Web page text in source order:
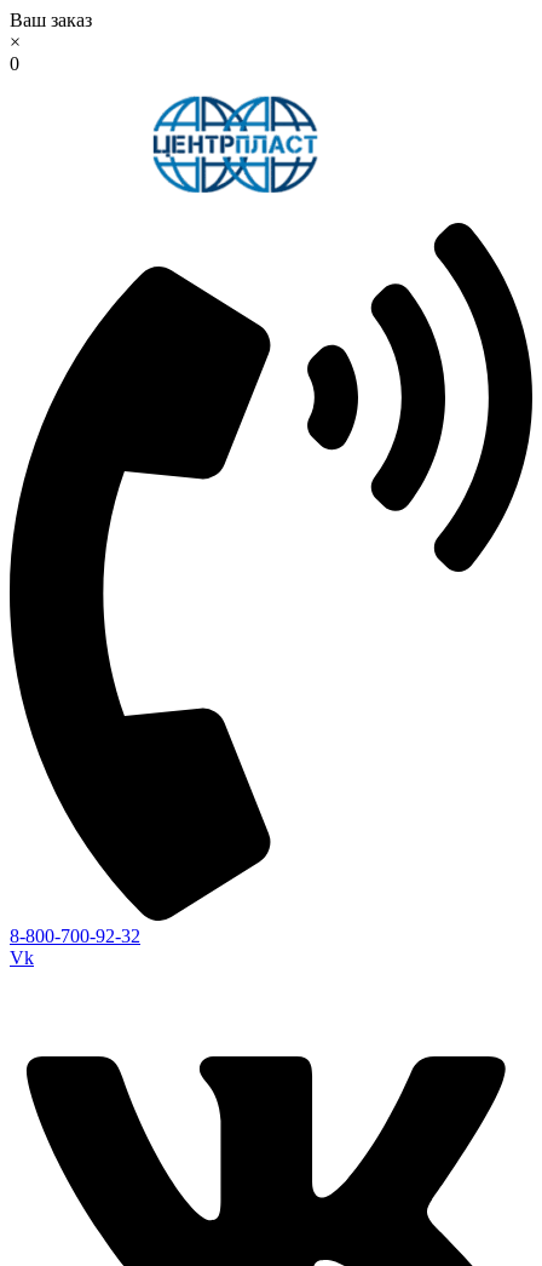
Ваш заказ
×
0
8-800-700-92-32
Vk